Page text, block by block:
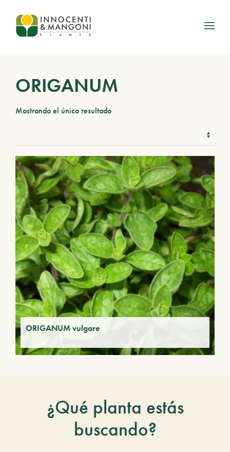
Skip to main content
ORIGANUM
Mostrando el único resultado
ORIGANUM vulgare
¿Qué planta estás
buscando?